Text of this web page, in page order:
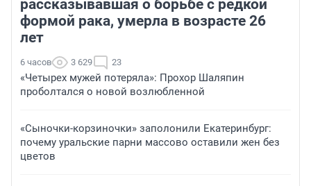
рассказывавшая о борьбе с редкой
формой рака, умерла в возрасте 26
лет
6 часов 3 629 23
«Четырех мужей потеряла»: Прохор Шаляпин
проболтался о новой возлюбленной
«Сыночки-корзиночки» заполонили Екатеринбург:
почему уральские парни массово оставили жен без
цветов